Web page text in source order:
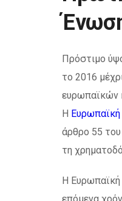
Πρόστιμο
το 2016
ευρωπαϊκών
Η
άρθρο 55 του
τη
Η Ευρωπαϊκή